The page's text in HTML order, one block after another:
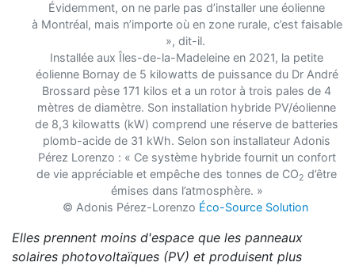
Évidemment, on ne parle pas d’installer une éolienne
à Montréal, mais n’importe où en zone rurale, c’est faisable
», dit-il.
Installée aux Îles-de-la-Madeleine en 2021, la petite
éolienne Bornay de 5 kilowatts de puissance du Dr André
Brossard pèse 171 kilos et a un rotor à trois pales de 4
mètres de diamètre. Son installation hybride PV/éolienne
de 8,3 kilowatts (kW) comprend une réserve de batteries
plomb-acide de 31 kWh. Selon son installateur Adonis
Pérez Lorenzo : « Ce système hybride fournit un confort
de vie appréciable et empêche des tonnes de CO2 d’être
émises dans l’atmosphère. »
© Adonis Pérez-Lorenzo Éco-Source Solution
Elles prennent moins d'espace que les panneaux
solaires photovoltaïques (PV) et produisent plus